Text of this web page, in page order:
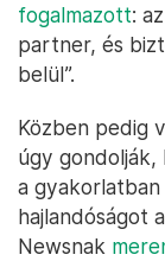
fogalmazott:
partner, és
belül”.
Közben pedig
úgy gondolják,
a
hajlandóságot
Newsnak